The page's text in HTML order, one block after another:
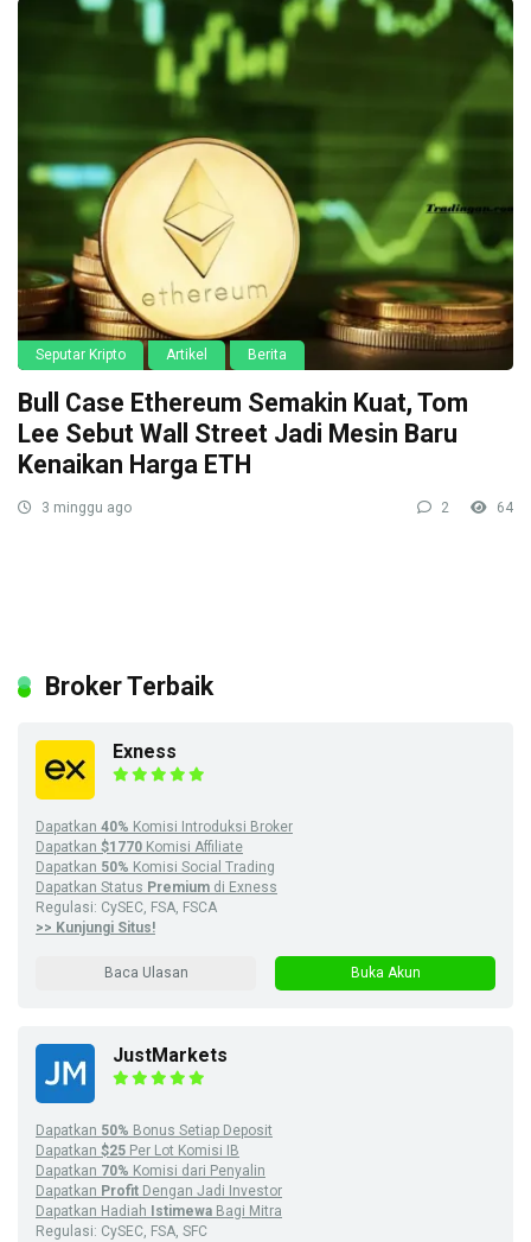
Seputar Kripto Artikel Berita
Bull Case Ethereum Semakin Kuat, Tom
Lee Sebut Wall Street Jadi Mesin Baru
Kenaikan Harga ETH
3 minggu ago 2 64
Broker Terbaik
Exness
Dapatkan 40% Komisi Introduksi Broker
Dapatkan $1770 Komisi Affiliate
Dapatkan 50% Komisi Social Trading
Dapatkan Status Premium di Exness
Regulasi: CySEC, FSA, FSCA
>> Kunjungi Situs!
Baca Ulasan Buka Akun
JustMarkets
Dapatkan 50% Bonus Setiap Deposit
Dapatkan $25 Per Lot Komisi IB
Dapatkan 70% Komisi dari Penyalin
Dapatkan Profit Dengan Jadi Investor
Dapatkan Hadiah
Istimewa Bagi Mitra
Regulasi: CySEC, FSA, SFC